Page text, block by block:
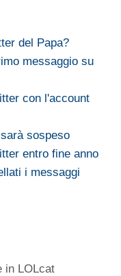
del Papa?
messaggio su
con l'account
sospeso
entro fine anno
i messaggi
in LOLcat